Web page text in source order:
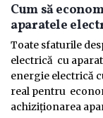
Cum să
aparatele
Toate sfaturile
electrică cu
energie electrică
real pentru
achiziționarea